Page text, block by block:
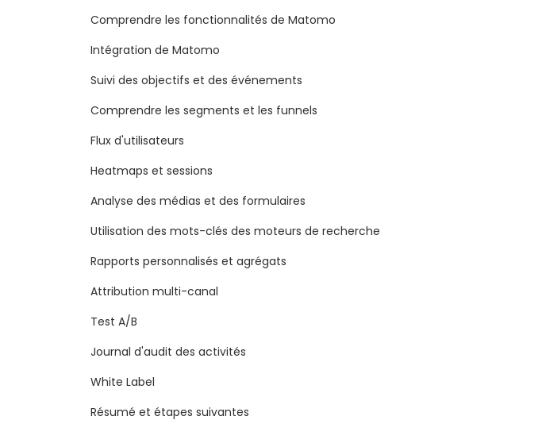
Comprendre les fonctionnalités de Matomo
Intégration de Matomo
Suivi des objectifs et des événements
Comprendre les segments et les funnels
Flux d'utilisateurs
Heatmaps et sessions
Analyse des médias et des formulaires
Utilisation des mots-clés des moteurs de recherche
Rapports personnalisés et agrégats
Attribution multi-canal
Test A/B
Journal d'audit des activités
White Label
Résumé et étapes suivantes